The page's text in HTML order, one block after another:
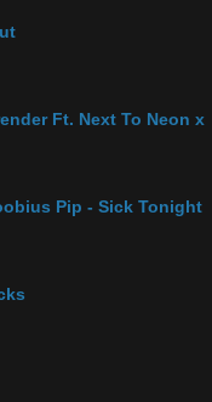
Ft. Next To Neon x
Pip - Sick Tonight